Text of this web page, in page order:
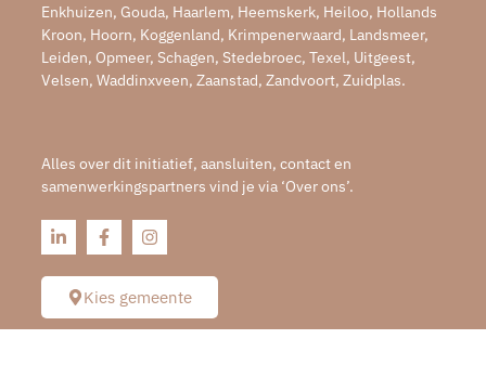
Enkhuizen, Gouda, Haarlem, Heemskerk, Heiloo, Hollands
Kroon, Hoorn, Koggenland, Krimpenerwaard, Landsmeer,
Leiden, Opmeer, Schagen, Stedebroec, Texel, Uitgeest,
Velsen, Waddinxveen, Zaanstad, Zandvoort, Zuidplas.
Alles over dit initiatief, aansluiten, contact en
samenwerkingspartners vind je via ‘Over ons’.
Kies gemeente